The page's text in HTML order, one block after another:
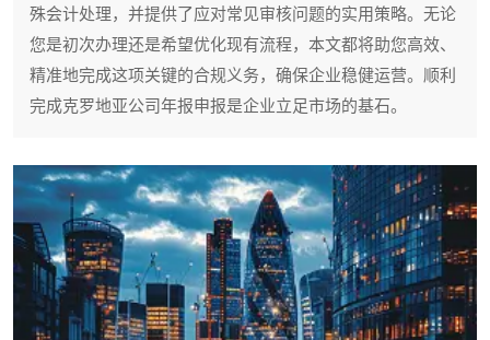
殊会计处理，并提供了应对常见审核问题的实用策略。无论
您是初次办理还是希望优化现有流程，本文都将助您高效、
精准地完成这项关键的合规义务，确保企业稳健运营。顺利
完成克罗地亚公司年报申报是企业立足市场的基石。